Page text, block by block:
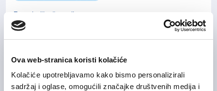
Ova web-stranica koristi kolačiće
Kolačiće upotrebljavamo kako bismo personalizirali
sadržaj i oglase, omogućili značajke društvenih medija i
Zagrebačka županija
Upis u bazu kandidata 💡
Ostala područja